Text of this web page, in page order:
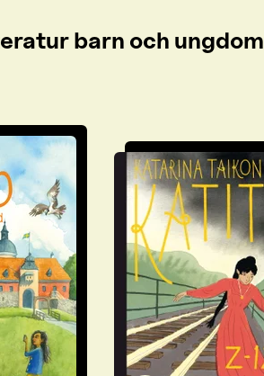
barn och ungdom